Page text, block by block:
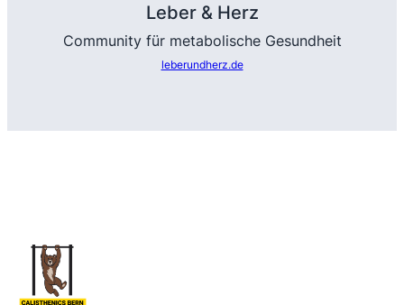
Leber & Herz
Community für metabolische Gesundheit
leberundherz.de